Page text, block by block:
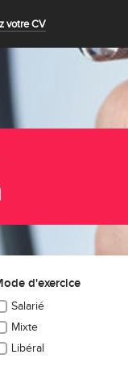
votre CV
d'exercice
Salarié
Mixte
Libéral